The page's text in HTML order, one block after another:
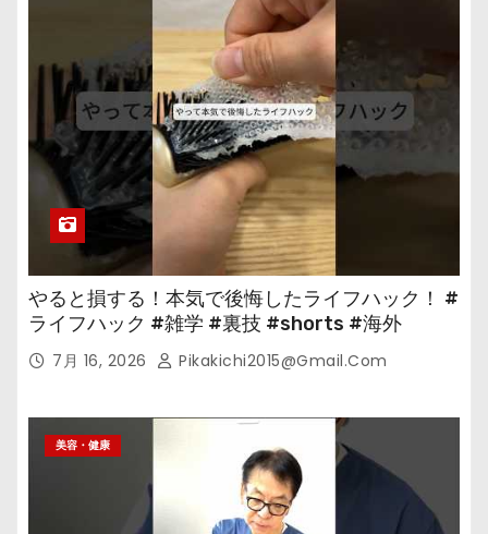
やると損する！本気で後悔したライフハック！ #
ライフハック #雑学 #裏技 #shorts #海外
7月 16, 2026 Pikakichi2015@gmail.com
美容・健康